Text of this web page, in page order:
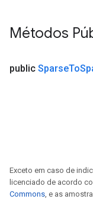
Métodos
public SparseTo
Exceto em caso de
licenciado de acordo
Commons, e as